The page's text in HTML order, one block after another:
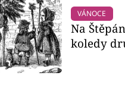
VÁNOCE
Na
koledy